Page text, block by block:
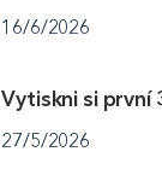
16/6/2026
Vytiskni si první
27/5/2026